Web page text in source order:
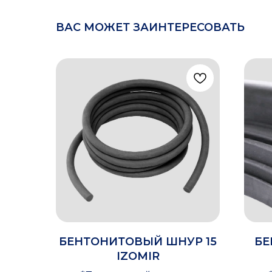
ВАС МОЖЕТ ЗАИНТЕРЕСОВАТЬ
БЕНТОНИТОВЫЙ ШНУР 15
IZOMIR